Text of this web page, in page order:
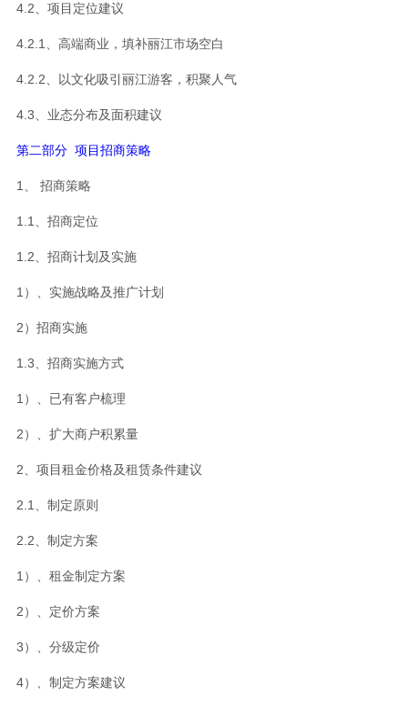
4.2、项目定位建议
4.2.1、高端商业，填补丽江市场空白
4.2.2、以文化吸引丽江游客，积聚人气
4.3、业态分布及面积建议
第二部分 项目招商策略
1、 招商策略
1.1、招商定位
1.2、招商计划及实施
1）、实施战略及推广计划
2）招商实施
1.3、招商实施方式
1）、已有客户梳理
2）、扩大商户积累量
2、项目租金价格及租赁条件建议
2.1、制定原则
2.2、制定方案
1）、租金制定方案
2）、定价方案
3）、分级定价
4）、制定方案建议